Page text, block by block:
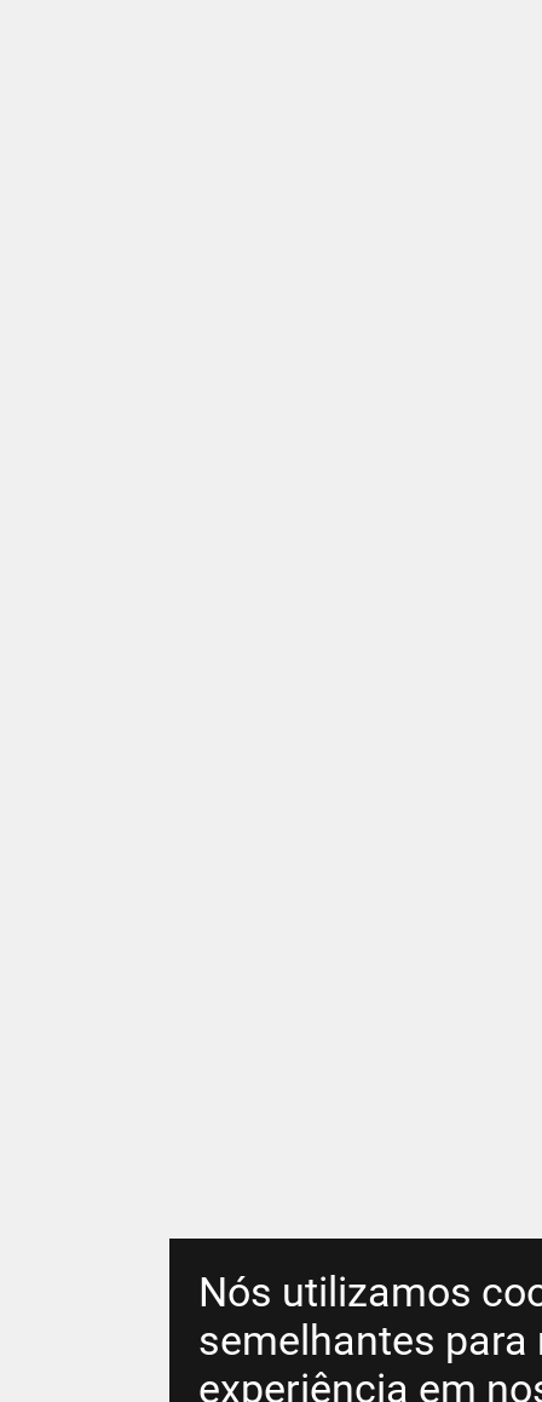
Nós utilizamos
semelhantes para
experiência em